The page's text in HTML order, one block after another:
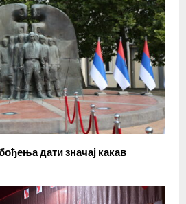
дати значај какав